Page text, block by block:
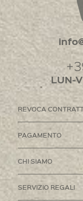
LUN-
REVOCA
PAGAMENTO
CHI SIAMO
SERVIZIO REGALI